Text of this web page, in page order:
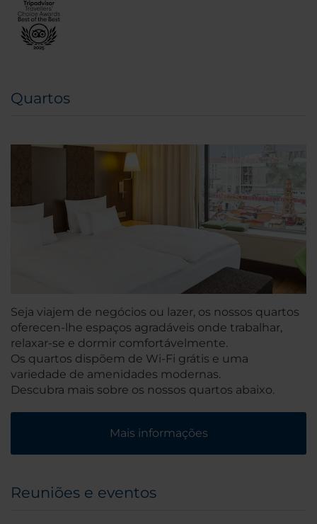
Quartos
Seja viajem de negócios ou lazer, os nossos quartos
oferecen-lhe espaços agradáveis onde trabalhar,
relaxar-se e dormir comfortávelmente.
Os quartos dispõem de Wi-Fi grátis e uma
variedade de amenidades modernas.
Descubra mais sobre os nossos quartos abaixo.
Mais informações
Reuniões e eventos